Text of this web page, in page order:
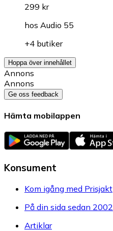
299 kr
hos Audio 55
+4 butiker
Hoppa över innehållet
Annons
Annons
Ge oss feedback
Hämta mobilappen
Konsument
Kom igång med Prisjakt
På din sida sedan 2002
Artiklar